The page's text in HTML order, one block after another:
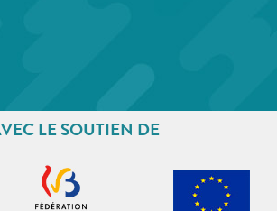
LE SOUTIEN DE